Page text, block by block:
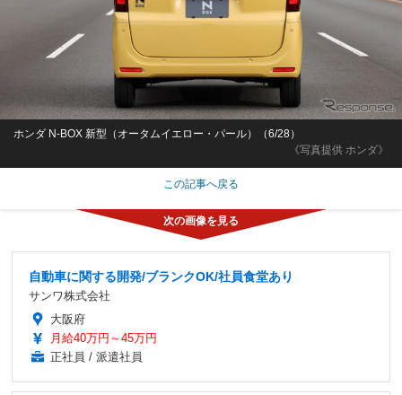
《写真提供 ホンダ》
ホンダ N-BOX 新型（オータムイエロー・パール）（6/28）
この記事へ戻る
自動車に関する開発/ブランクOK/社員食堂あり
サンワ株式会社
大阪府
月給40万円～45万円
正社員 / 派遣社員